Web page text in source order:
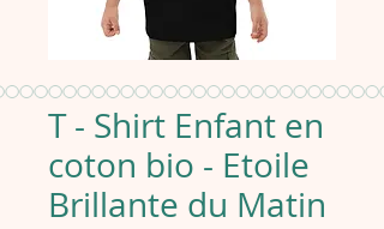
T - Shirt Enfant en
coton bio - Etoile
Brillante du Matin